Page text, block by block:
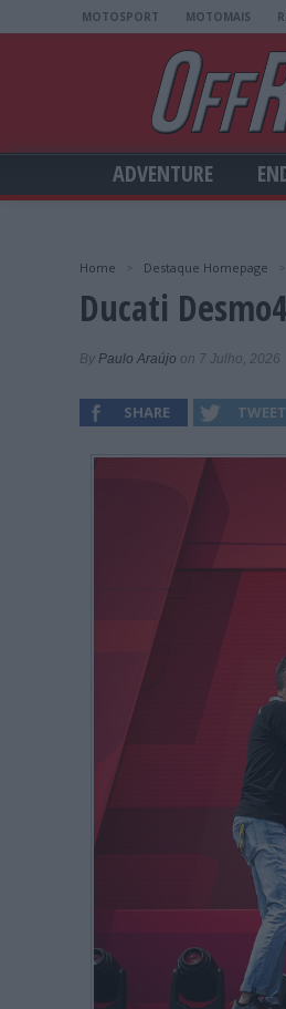
MOTOSPORT MOTOMAIS
ADVENTURE
Home Destaque Homepage
Ducati
By Paulo Araújo on 7 Julho, 2026
SHARE TWEET